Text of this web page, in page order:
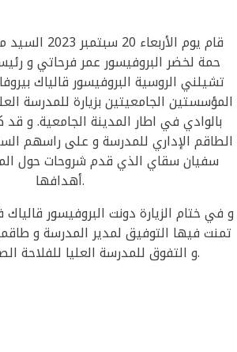
قام يوم
حمة لخضر البروفيسور عمر فرحاتي و
تشيلني الروسية البروفيسور قالياك
المؤسستين الجامعيتين بزيارة للمدرسة
بالوادي في اطار المدينة الجامعية. و
الطاقم الإداري للمدرسة و على راسهم
سفيان سقاي الذي قدم شروحات حول
أهدافها.
و في ختام الزيارة دونت البروفيسور
تمنت فيها التوفيق لمدير المدرسة و
و التفوق للمدرسة العليا للفلاحة الصحراوية بالوادي.